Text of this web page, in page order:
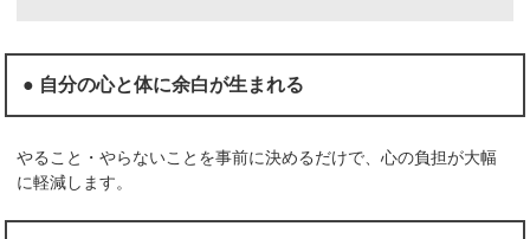
● 自分の心と体に余白が生まれる
やること・やらないことを事前に決めるだけで、心の負担が大幅
に軽減します。